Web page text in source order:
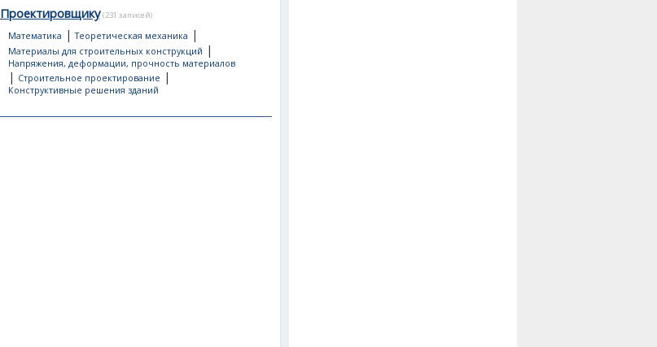
Проектировщику (231 записей)
Математика |Теоретическая механика |
Материалы для строительных конструкций |
Напряжения, деформации, прочность материалов
| Строительное проектирование |
Конструктивные решения зданий